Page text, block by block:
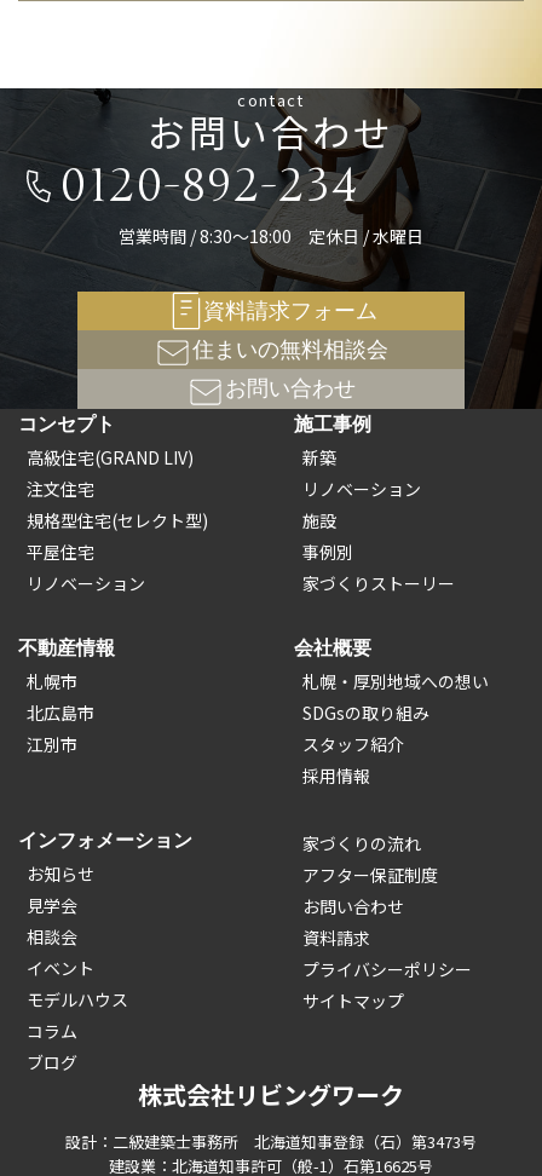
contact
お問い合わせ
0120-892-234
営業時間 / 8:30～18:00 定休日 / 水曜日
資料請求フォーム
住まいの無料相談会
お問い合わせ
コンセプト
高級住宅(GRAND LIV)
注文住宅
規格型住宅(セレクト型)
平屋住宅
リノベーション
施工事例
新築
リノベーション
施設
事例別
家づくりストーリー
不動産情報
札幌市
北広島市
江別市
会社概要
札幌・厚別地域への想い
SDGsの取り組み
スタッフ紹介
採用情報
インフォメーション
お知らせ
見学会
相談会
イベント
モデルハウス
コラム
ブログ
家づくりの流れ
アフター保証制度
お問い合わせ
資料請求
プライバシーポリシー
サイトマップ
株式会社リビングワーク
設計：二級建築士事務所 北海道知事登録（石）第3473号
建設業：北海道知事許可（般-1）石第16625号